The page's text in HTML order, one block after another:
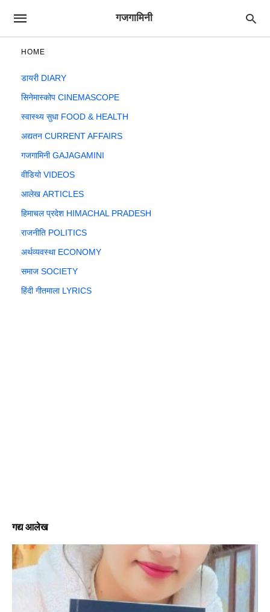
गजगामिनी
HOME
डायरी DIARY
सिनेमास्कोप CINEMASCOPE
स्वास्थ्य सुधा FOOD & HEALTH
अद्यतन CURRENT AFFAIRS
गजगामिनी GAJAGAMINI
वीडियो VIDEOS
आलेख ARTICLES
हिमाचल प्रदेश HIMACHAL PRADESH
राजनीति POLITICS
अर्थव्यवस्था ECONOMY
समाज SOCIETY
हिंदी गीतमाला LYRICS
गद्य आलेख